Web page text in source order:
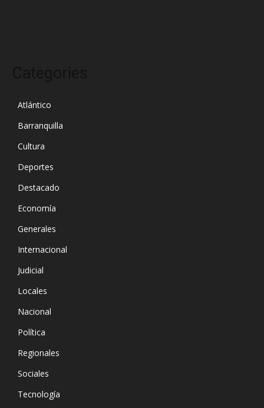
Atlántico
Barranquilla
Cultura
Deportes
Destacado
Economía
Generales
Internacional
Judicial
Locales
Nacional
Política
Regionales
Sociales
Tecnología